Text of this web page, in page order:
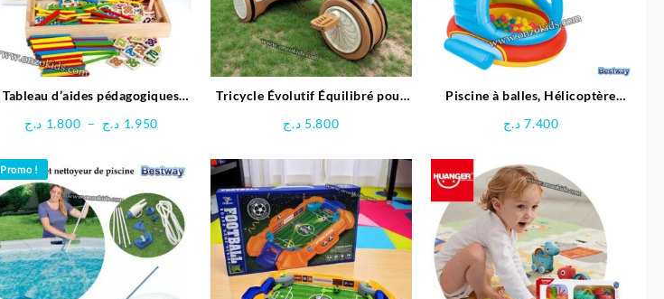
Tableau d’aides pédagogiques
1.800 د.ج – 1.950 د.ج
1.800 د.ج
à
1.950 د.ج
Tricycle Évolutif Équilibré pour
5.800 د.ج
Piscine à balles, Hélicoptère
– Bestway
7.400 د.ج
Promo !